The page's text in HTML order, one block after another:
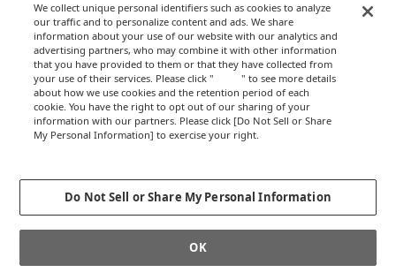
「羊まるごと研究所」所長・酒井伸吾さんと一緒に、ひつじの丸焼きをさば
きながらのトークショーなども。（提供写真）
2021年と2022年に開催して、手応えは感じられ
WORK MILL
お客さんが「ウールがこんなにサスティナブル
とは知らなかった」「子どもの教育に良かっ
We collect unique personal identifiers such as cookies to analyze
our traffic and to personalize content and ads. We share
information about your use of our website with our analytics and
advertising partners, who may combine it with other information
that you have provided to them or that they have collected from
your use of their services. Please click "
here" to see more details
about how we use cookies and the retention period of each
cookie. You have the right to opt out of our sharing of your
information with our partners. Please click [Do Not Sell or Share
My Personal Information] to exercise your right.
Do Not Sell or Share My Personal Information
OK